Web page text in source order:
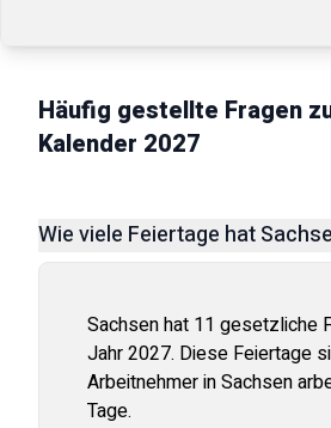
Häufig gestellte Fragen
Kalender 2027
Wie viele Feiertage hat
Sachsen hat 11 gesetzliche
Jahr 2027. Diese Feiertage
Arbeitnehmer in Sachsen
Tage.